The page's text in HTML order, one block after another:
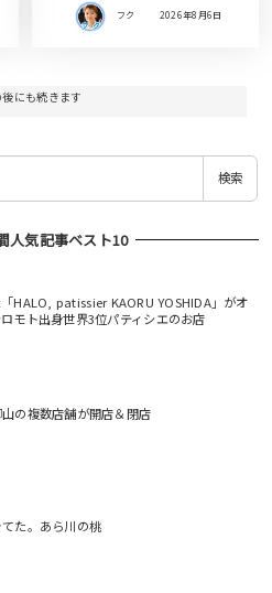
フク 2026年8月6日
にも続きます
検索
人気記事ベスト10
HALO, patissier KAORU YOSHIDA」がオ
モト出身世界3位パティシエのお店
の複数店舗が開店＆閉店
た。あら川の桃